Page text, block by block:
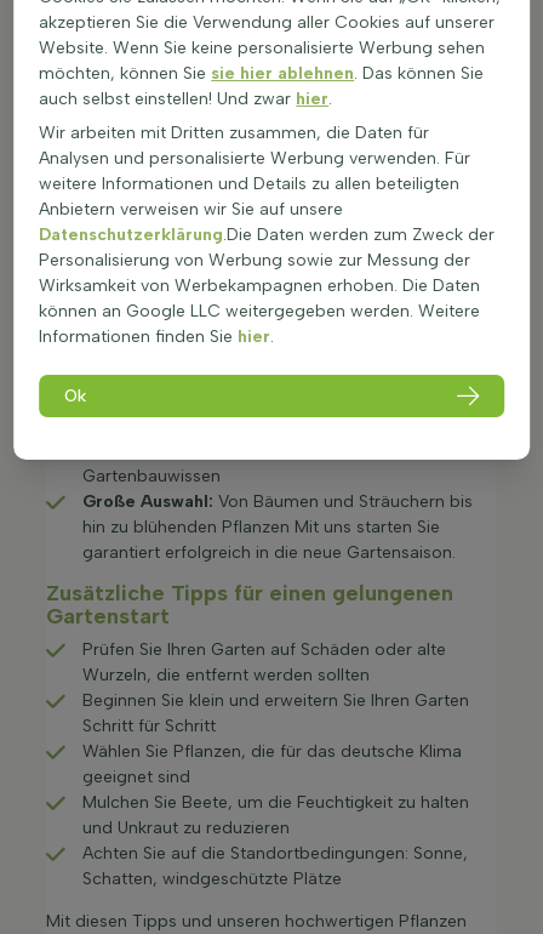
Ausreichend Gießen, besonders in trockenen
Phasen
Unkraut regelmäßig entfernen, um Konkurrenz zu
vermeiden
Bei Bedarf Schneiden und Pflegen der Pflanzen
Mit kontinuierlicher Aufmerksamkeit bleibt Ihr Garten
gesund, attraktiv und blühfreudig.
Warum Sie auf Heijnen Pflanzen setzen
sollten
Bei uns erhalten Sie nicht nur Pflanzen von höchster
Qualität, sondern auch:
Persönliche Beratung: Wir helfen Ihnen, die
passenden Pflanzen für Ihren Garten zu finden
Schnelle Lieferung:
Gartenbauwissen
Große Auswahl: Von Bäumen und Sträuchern bis
hin zu blühenden Pflanzen Mit uns starten Sie
garantiert erfolgreich in die neue Gartensaison.
Zusätzliche Tipps für einen gelungenen
Gartenstart
Prüfen Sie Ihren Garten auf Schäden oder alte
Wurzeln, die entfernt werden sollten
Beginnen Sie klein und erweitern Sie Ihren Garten
Schritt für Schritt
Wählen Sie Pflanzen, die für das deutsche Klima
geeignet sind
Mulchen Sie Beete, um die Feuchtigkeit zu halten
und Unkraut zu reduzieren
Achten Sie auf die Standortbedingungen: Sonne,
Schatten, windgeschützte Plätze
Mit diesen Tipps und unseren hochwertigen Pflanzen
akzeptieren Sie die Verwendung aller Cookies auf unserer
Website. Wenn Sie keine personalisierte Werbung sehen
möchten, können Sie sie hier ablehnen. Das können Sie
auch selbst einstellen! Und zwar hier.
Wir arbeiten mit Dritten zusammen, die Daten für
Analysen und personalisierte Werbung verwenden. Für
weitere Informationen und Details zu allen beteiligten
Anbietern verweisen wir Sie auf unsere
Datenschutzerklärung.Die Daten werden zum Zweck der
Personalisierung von Werbung sowie zur Messung der
Wirksamkeit von Werbekampagnen erhoben. Die Daten
können an Google LLC weitergegeben werden. Weitere
Informationen finden Sie hier.
Ok